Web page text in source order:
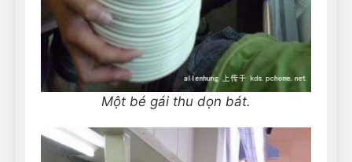
Một bé gái thu dọn bát.